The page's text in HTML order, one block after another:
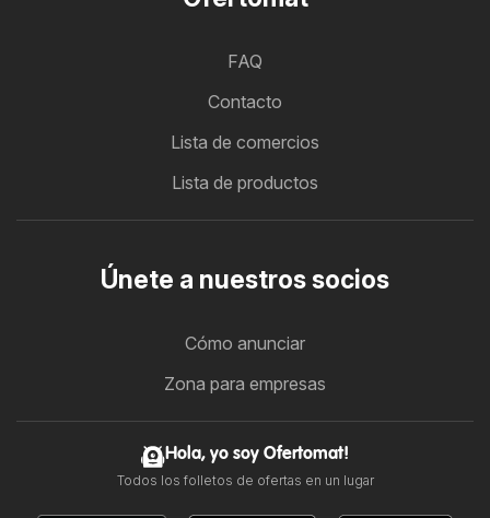
FAQ
Contacto
Lista de comercios
Lista de productos
Únete a nuestros socios
Cómo anunciar
Zona para empresas
Hola, yo soy Ofertomat!
Todos los folletos de ofertas en un lugar